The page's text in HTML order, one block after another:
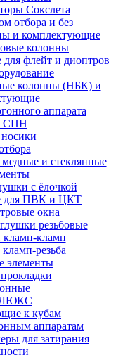
Сокслета
отбора и без
и комплектующие
колонны
флейт и диоптров
колонны (НБК) и
аппарата
СПН
и стеклянные
с ёлочкой
для ПВК и ЦКТ
окна
резьбовые
кламп-кламп
резьба
элементы
к кубам
аппаратам
для затирания